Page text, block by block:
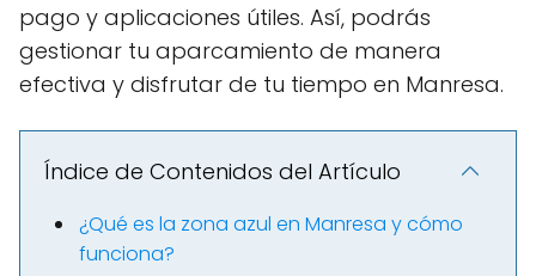
pago y aplicaciones útiles. Así, podrás
gestionar tu aparcamiento de manera
efectiva y disfrutar de tu tiempo en Manresa.
Índice de Contenidos del Artículo
¿Qué es la zona azul en Manresa y cómo
funciona?